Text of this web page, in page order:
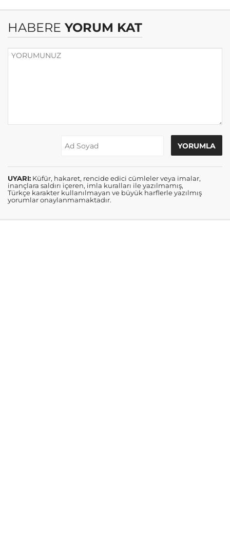
HABERE YORUM KAT
UYARI: Küfür, hakaret, rencide edici cümleler veya imalar,
inançlara saldırı içeren, imla kuralları ile yazılmamış,
Türkçe karakter kullanılmayan ve büyük harflerle yazılmış
yorumlar onaylanmamaktadır.